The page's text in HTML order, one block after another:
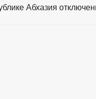
Абхазия